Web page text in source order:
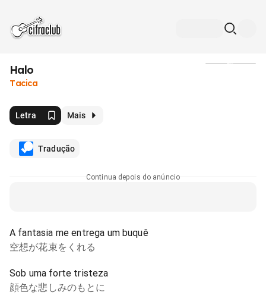
Halo
Tacica
Letra Mais
Tradução
Continua depois do anúncio
A fantasia me entrega um buquê
空想が花束をくれる
Sob uma forte tristeza
顔色な悲しみのもとに